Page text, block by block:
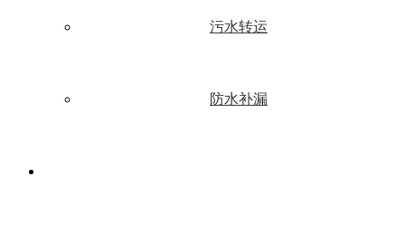
污水转运
防水补漏